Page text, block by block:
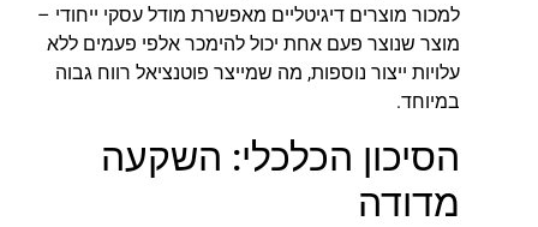
למכור מוצרים דיגיטליים מאפשרת מודל עסקי ייחודי –
מוצר שנוצר פעם אחת יכול להימכר אלפי פעמים ללא
עלויות ייצור נוספות, מה שמייצר פוטנציאל רווח גבוה
במיוחד.
הסיכון הכלכלי: השקעה
מדודה